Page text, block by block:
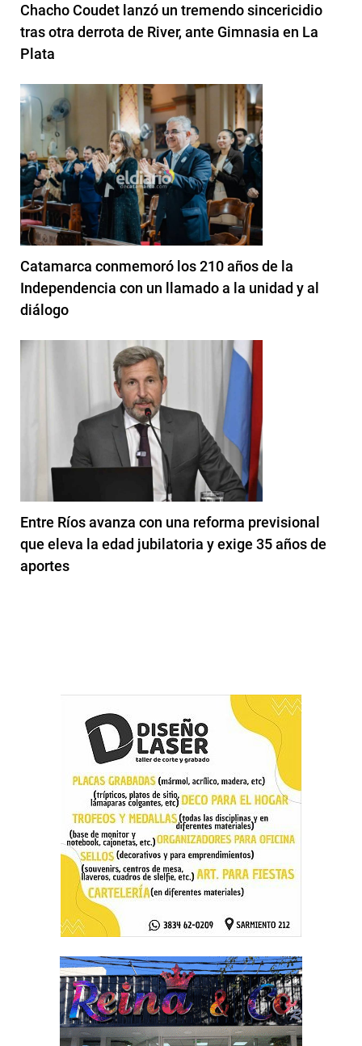
Chacho Coudet lanzó un tremendo sincericidio
tras otra derrota de River, ante Gimnasia en La
Plata
Catamarca conmemoró los 210 años de la
Independencia con un llamado a la unidad y al
diálogo
Entre Ríos avanza con una reforma previsional
que eleva la edad jubilatoria y exige 35 años de
aportes